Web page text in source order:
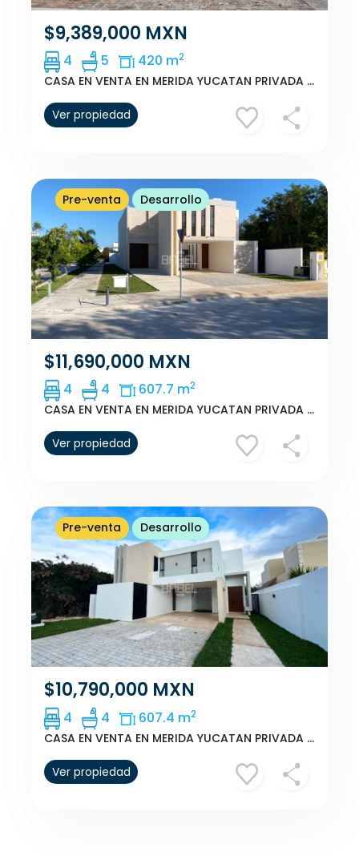
$9,389,000 MXN
4 5 420 m2
CASA EN VENTA EN MERIDA YUCATAN PRIVADA NORTEMERIDA
Ver propiedad
Pre-venta Desarrollo
$11,690,000 MXN
4 4 607.7 m2
CASA EN VENTA EN MERIDA YUCATAN PRIVADA NORTEMERIDA
Ver propiedad
Pre-venta Desarrollo
$10,790,000 MXN
4 4 607.4 m2
CASA EN VENTA EN MERIDA YUCATAN PRIVADA NORTEMERIDA
Ver propiedad